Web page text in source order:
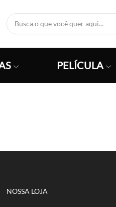
PELÍCULA
NOSSA LOJA